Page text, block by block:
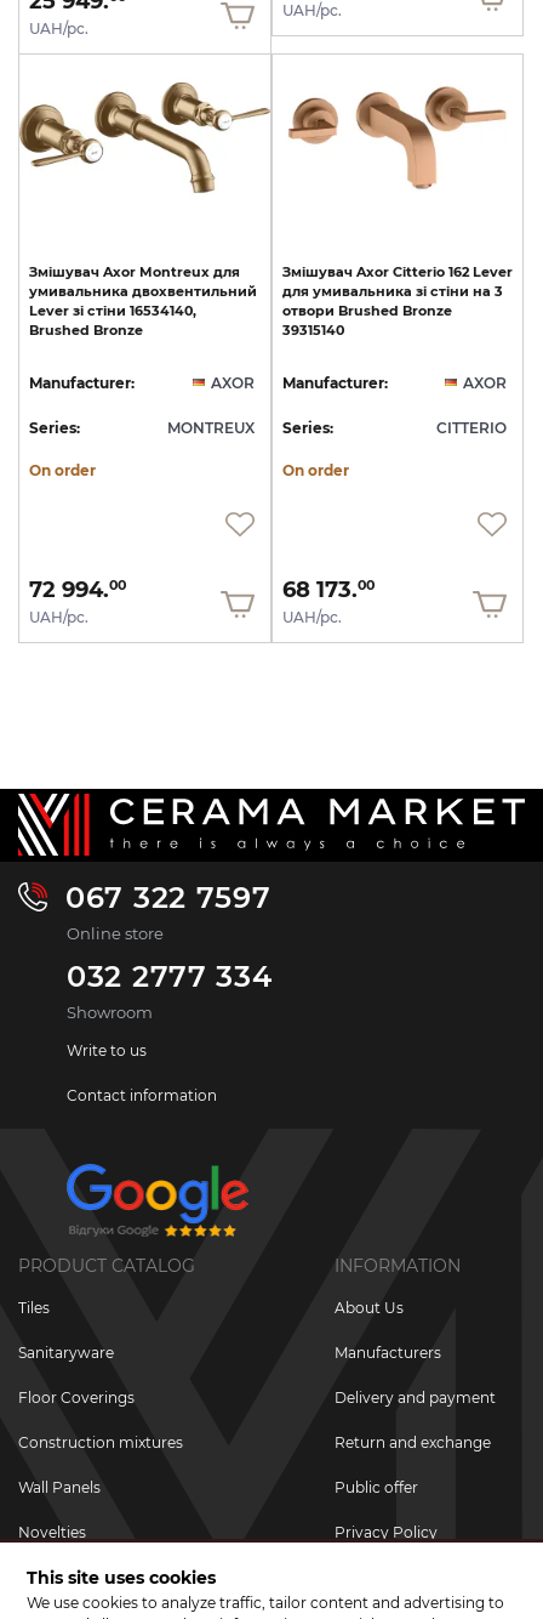
UAH/pc.
UAH/pc.
Змішувач Axor Montreux для
умивальника двохвентильний
Lever зі стіни 16534140,
Brushed Bronze
Manufacturer: AXOR
Series: MONTREUX
On order
72 994.00
UAH/pc.
Змішувач Axor Citterio 162 Lever
для умивальника зі стіни на 3
отвори Brushed Bronze
39315140
Manufacturer: AXOR
Series: CITTERIO
On order
68 173.00
UAH/pc.
067 322 7597
Online store
032 2777 334
Showroom
Write to us
Contact information
PRODUCT CATALOG
Tiles
Sanitaryware
Floor Coverings
Construction mixtures
Wall Panels
Novelties
Promotional goods
INFORMATION
About Us
Manufacturers
Delivery and payment
Return and exchange
Public offer
Privacy Policy
This site uses cookies
We use cookies to analyze traffic, tailor content and advertising to